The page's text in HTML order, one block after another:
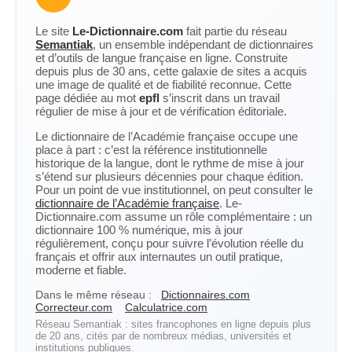
Le site Le-Dictionnaire.com fait partie du réseau
Semantiak, un ensemble indépendant de dictionnaires
et d’outils de langue française en ligne. Construite
depuis plus de 30 ans, cette galaxie de sites a acquis
une image de qualité et de fiabilité reconnue. Cette
page dédiée au mot epfl s’inscrit dans un travail
régulier de mise à jour et de vérification éditoriale.
Le dictionnaire de l’Académie française occupe une
place à part : c’est la référence institutionnelle
historique de la langue, dont le rythme de mise à jour
s’étend sur plusieurs décennies pour chaque édition.
Pour un point de vue institutionnel, on peut consulter le
dictionnaire de l’Académie française. Le-
Dictionnaire.com assume un rôle complémentaire : un
dictionnaire 100 % numérique, mis à jour
régulièrement, conçu pour suivre l’évolution réelle du
français et offrir aux internautes un outil pratique,
moderne et fiable.
Dans le même réseau :
Dictionnaires.com
Correcteur.com
Calculatrice.com
Réseau Semantiak : sites francophones en ligne depuis plus
de 20 ans, cités par de nombreux médias, universités et
institutions publiques.